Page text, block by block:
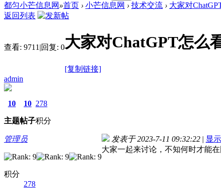
都匀小芒信息网 »首页 › 小芒信息网 › 技术交流 › 大家对
返回列表
查看: 9711 |回复: 0大家对ChatGPT怎么
[复制链接]
admin
10
主题
10
帖子
278
积分
管理员
积分
278
发表于 2023-7-11 09:32:22 | 显
大家一起来讨论，不知何时才能